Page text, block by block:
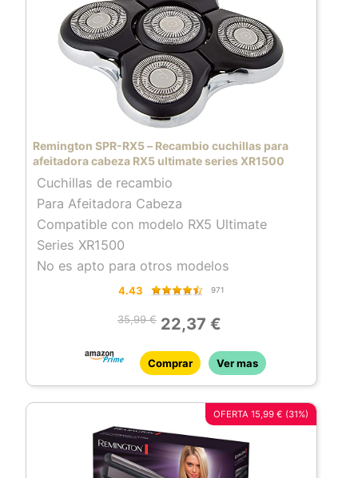
Remington SPR-RX5 – Recambio cuchillas para
afeitadora cabeza RX5 ultimate series XR1500
Cuchillas de recambio
Para Afeitadora Cabeza
Compatible con modelo RX5 Ultimate
Series XR1500
No es apto para otros modelos
4.43 971
35,99 € 22,37 €
Comprar Ver mas
OFERTA 15,99 € (31%)